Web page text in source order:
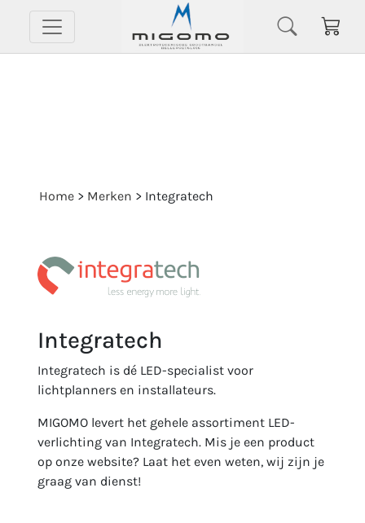
Home > Merken > Integratech
Integratech
Integratech is dé LED-specialist voor
lichtplanners en installateurs.
MIGOMO levert het gehele assortiment LED-
verlichting van Integratech. Mis je een product
op onze website? Laat het even weten, wij zijn je
graag van dienst!